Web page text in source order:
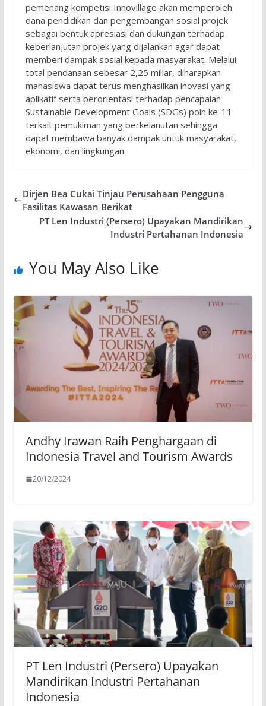
pemenang kompetisi Innovillage akan memperoleh
dana pendidikan dan pengembangan sosial projek
sebagai bentuk apresiasi dan dukungan terhadap
keberlanjutan projek yang dijalankan agar dapat
memberi dampak sosial kepada masyarakat. Melalui
total pendanaan sebesar 2,25 miliar, diharapkan
mahasiswa dapat terus menghasilkan inovasi yang
aplikatif serta berorientasi terhadap pencapaian
Sustainable Development Goals (SDGs) poin ke-11
terkait pemukiman yang berkelanutan sehingga
dapat membawa banyak dampak untuk masyarakat,
ekonomi, dan lingkungan.
Dirjen Bea Cukai Tinjau Perusahaan Pengguna
Fasilitas Kawasan Berikat
PT Len Industri (Persero) Upayakan Mandirikan
Industri Pertahanan Indonesia
You May Also Like
Andhy Irawan Raih Penghargaan di
Indonesia Travel and Tourism Awards
20/12/2024
PT Len Industri (Persero) Upayakan
Mandirikan Industri Pertahanan
Indonesia